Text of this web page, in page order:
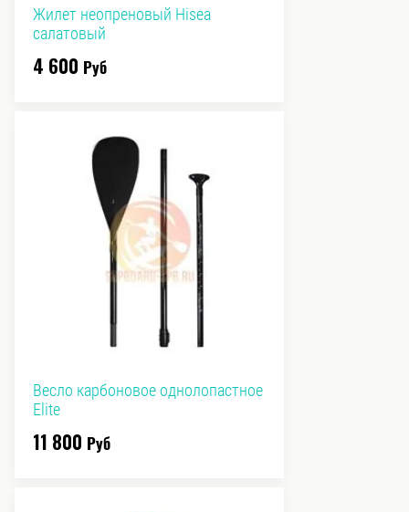
Жилет неопреновый Hisea
салатовый
4 600 Руб
Весло карбоновое однолопастное
Elite
11 800 Руб